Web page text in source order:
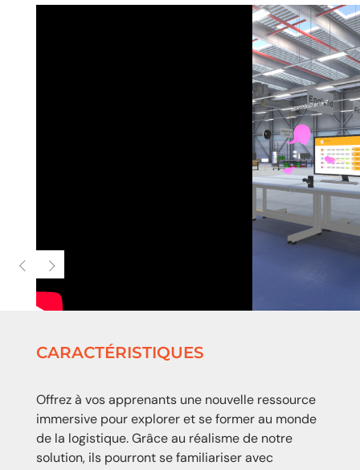
CARACTÉRISTIQUES
Offrez à vos apprenants une nouvelle ressource
immersive pour exploreret se former au monde
de la logistique. Grâce au réalisme de notre
solution, ils pourront se familiariser avec